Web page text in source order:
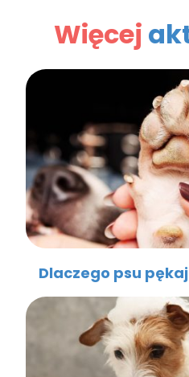
Więcej
Dlaczego psu